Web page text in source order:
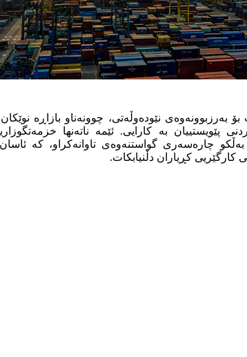
بەرزبوونەوەی نێودەوڵەتی، چوونەناو بازاڕە
پێویستییان بە کارایی. ئێمە ناتەنها
چارەسەری گواستنەوەی تاوانەکراو، کە
کارگێریی کڕیاران دڵنیابکات.